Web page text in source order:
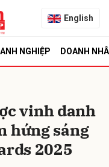
English
NGHIỆP DOANH
vinh danh
hứng sáng
2025